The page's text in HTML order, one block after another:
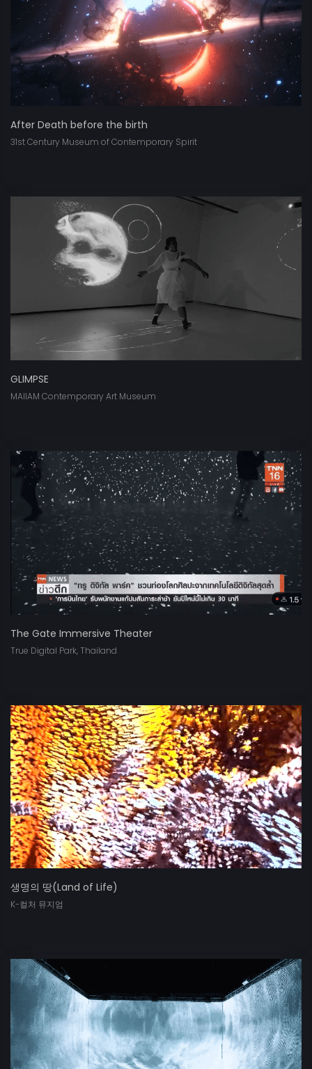
After Death before the birth
31st Century Museum of Contemporary Spirit
GLIMPSE
MAIIAM Contemporary Art Museum
The Gate Immersive Theater
True Digital Park, Thailand
생명의 땅(Land of Life)
K-컬처 뮤지엄